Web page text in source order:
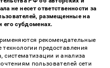
не несет ответственности за
размещенные на
его субдоменах.
рекомендательные
предоставления
систематизации и анализа
пользователей сети